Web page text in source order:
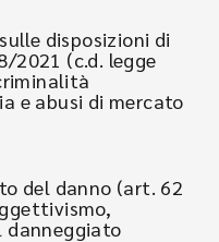
disposizioni di
2021 (c.d. legge
e abusi di mercato
del danno (art. 62
danneggiato